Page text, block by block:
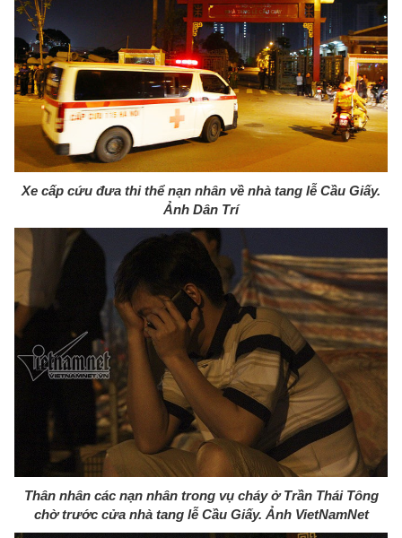
Xe cấp cứu đưa thi thể nạn nhân về nhà tang lễ Cầu Giấy.
Ảnh Dân Trí
Thân nhân các nạn nhân trong vụ cháy ở Trần Thái Tông
chờ trước cửa nhà tang lễ Cầu Giấy. Ảnh VietNamNet